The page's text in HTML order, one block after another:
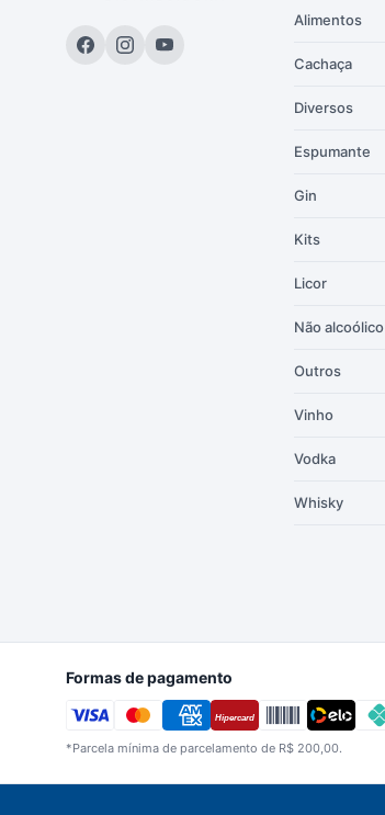
Alimentos
Cachaça
Diversos
Espumante
Gin
Kits
Licor
Não alcoólico
Outros
Vinho
Vodka
Whisky
Formas de pagamento
Hipercard
*Parcela mínima de parcelamento de R$ 200,00.